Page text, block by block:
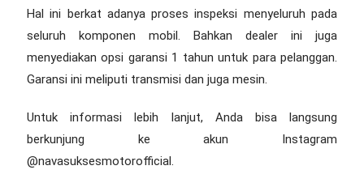
Hal ini berkat adanya proses inspeksi menyeluruh pada
seluruh komponen mobil. Bahkan dealer ini juga
menyediakan opsi garansi 1 tahun untuk para pelanggan.
Garansi ini meliputi transmisi dan juga mesin.
Untuk informasi lebih lanjut, Anda bisa langsung
berkunjung ke akun Instagram
@navasuksesmotorofficial.